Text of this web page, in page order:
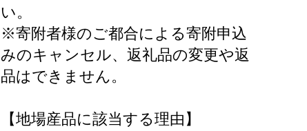
い。
※寄附者様のご都合による寄附申込
みのキャンセル、返礼品の変更や返
品はできません。
【地場産品に該当する理由】